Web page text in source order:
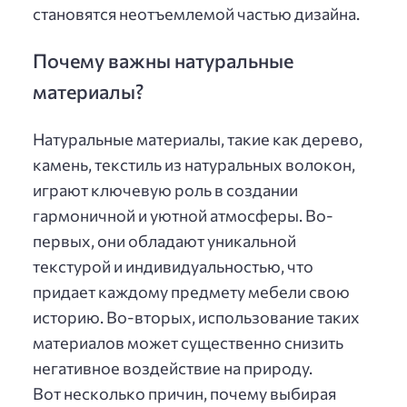
становятся неотъемлемой частью дизайна.
Почему важны натуральные
материалы?
Натуральные материалы, такие как дерево,
камень, текстиль из натуральных волокон,
играют ключевую роль в создании
гармоничной и уютной атмосферы. Во-
первых, они обладают уникальной
текстурой и индивидуальностью, что
придает каждому предмету мебели свою
историю. Во-вторых, использование таких
материалов может существенно снизить
негативное воздействие на природу.
Вот несколько причин, почему выбирая